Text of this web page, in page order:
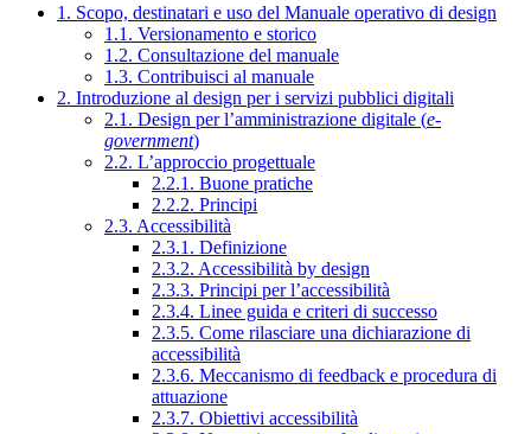
1. Scopo, destinatari e uso del Manuale operativo di design
1.1. Versionamento e storico
1.2. Consultazione del manuale
1.3. Contribuisci al manuale
2. Introduzione al design per i servizi pubblici digitali
2.1. Design per l’amministrazione digitale (e-
government)
2.2. L’approccio progettuale
2.2.1. Buone pratiche
2.2.2. Principi
2.3. Accessibilità
2.3.1. Definizione
2.3.2. Accessibilità by design
2.3.3. Principi per l’accessibilità
2.3.4. Linee guida e criteri di successo
2.3.5. Come rilasciare una dichiarazione di
accessibilità
2.3.6. Meccanismo di feedback e procedura di
attuazione
2.3.7. Obiettivi accessibilità